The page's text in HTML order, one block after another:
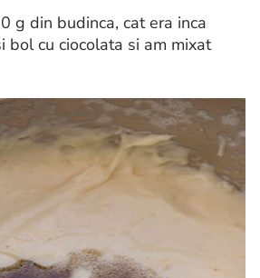
g din budinca, cat era inca
bol cu ciocolata si am mixat